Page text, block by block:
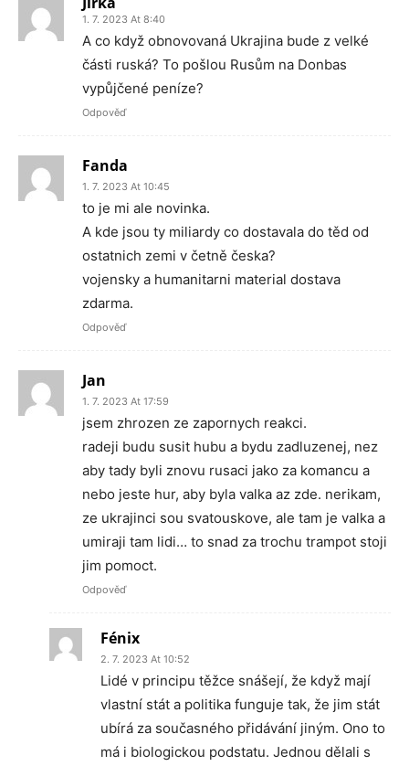
1. 7. 2023 At 8:40
A co když obnovovaná Ukrajina bude z velké
části ruská? To pošlou Rusům na Donbas
vypůjčené peníze?
Odpověď
Fanda
1. 7. 2023 At 10:45
to je mi ale novinka.
A kde jsou ty miliardy co dostavala do těd od
ostatnich zemi v četně česka?
vojensky a humanitarni material dostava
zdarma.
Odpověď
Jan
1. 7. 2023 At 17:59
jsem zhrozen ze zapornych reakci.
radeji budu susit hubu a bydu zadluzenej, nez
aby tady byli znovu rusaci jako za komancu a
nebo jeste hur, aby byla valka az zde. nerikam,
ze ukrajinci sou svatouskove, ale tam je valka a
umiraji tam lidi… to snad za trochu trampot stoji
jim pomoct.
Odpověď
Fénix
2. 7. 2023 At 10:52
Lidé v principu těžce snášejí, že když mají
vlastní stát a politika funguje tak, že jim stát
ubírá za současného přidávání jiným. Ono to
má i biologickou podstatu. Jednou dělali s